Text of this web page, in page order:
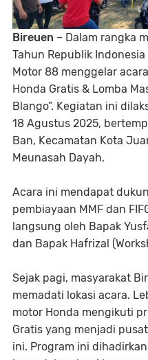
Bireuen – Dalam rangka
Tahun Republik
Motor 88 menggelar
Honda Gratis & Lomba
Blango”. Kegiatan ini
18 Agustus 2025,
Ban, Kecamatan Kota
Meunasah Dayah.
Acara ini mendapat
pembiayaan MMF dan
langsung oleh Bapak
dan Bapak Hafrizal
Sejak pagi, masyarakat
memadati lokasi acara.
motor Honda mengikuti
Gratis yang menjadi
ini. Program ini